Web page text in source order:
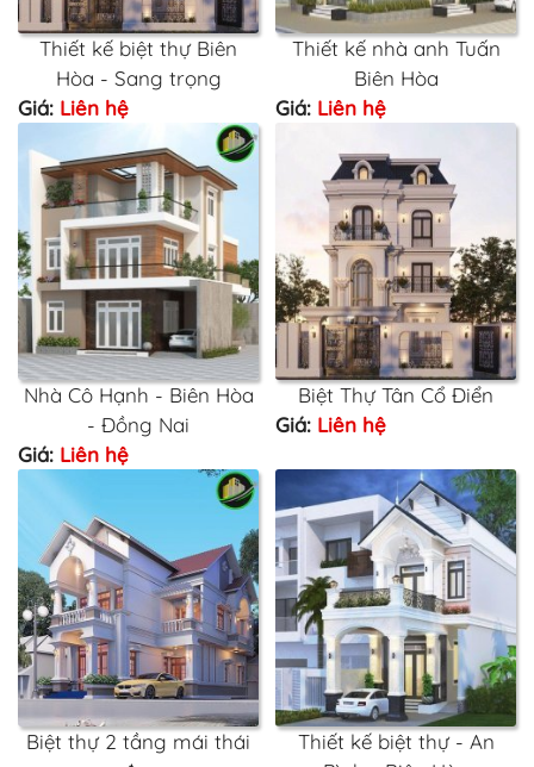
Thiết kế biệt thự Biên
Hòa - Sang trọng
Giá: Liên hệ
Thiết kế nhà anh Tuấn
Biên Hòa
Giá: Liên hệ
Nhà Cô Hạnh - Biên Hòa
- Đồng Nai
Giá: Liên hệ
Biệt Thự Tân Cổ Điển
Giá: Liên hệ
Biệt thự 2 tầng mái thái
Thiết kế biệt thự - An